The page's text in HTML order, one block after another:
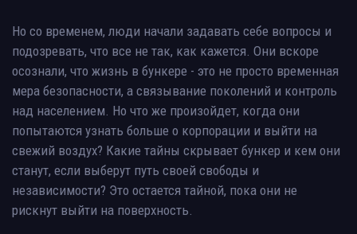
Но со временем, люди начали задавать себе вопросы и
подозревать, что все не так, как кажется. Они вскоре
осознали, что жизнь в бункере - это не просто временная
мера безопасности, а связывание поколений и контроль
над населением. Но что же произойдет, когда они
попытаются узнать больше о корпорации и выйти на
свежий воздух? Какие тайны скрывает бункер и кем они
станут, если выберут путь своей свободы и
независимости? Это остается тайной, пока они не
рискнут выйти на поверхность.